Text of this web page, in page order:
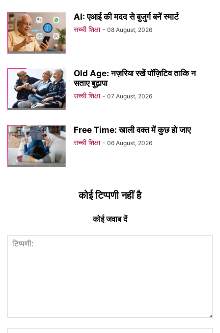
AI: एआई की मदद से बुजुर्ग बनें स्मार्ट
सच्ची शिक्षा - 08 August, 2026
Old Age: नज़रिया रखें पॉज़िटिव ताकि न
सताए बुढ़ापा
सच्ची शिक्षा - 07 August, 2026
Free Time: खाली वक्त में कुछ हो जाए
सच्ची शिक्षा - 06 August, 2026
कोई टिप्पणी नहीं है
कोई जवाब दें